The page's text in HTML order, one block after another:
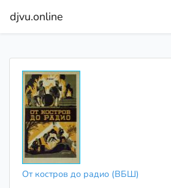
djvu.online
От костров до радио (ВБШ)